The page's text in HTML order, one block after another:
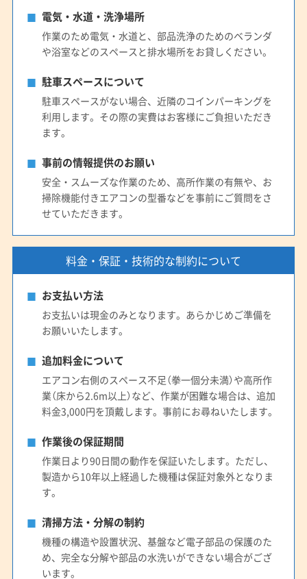
電気・水道・洗浄場所
作業のため電気・水道と、部品洗浄のためのベランダ
や浴室などのスペースと排水場所をお貸しください。
駐車スペースについて
駐車スペースがない場合、近隣のコインパーキングを
利用します。その際の実費はお客様にご負担いただき
ます。
事前の情報提供のお願い
安全・スムーズな作業のため、高所作業の有無や、お
掃除機能付きエアコンの型番などを事前にご質問をさ
せていただきます。
料金・保証・技術的な制約について
お支払い方法
お支払いは現金のみとなります。あらかじめご準備を
お願いいたします。
追加料金について
エアコン右側のスペース不足（拳一個分未満）や高所作
業（床から2.6m以上）など、作業が困難な場合は、追加
料金3,000円を頂戴します。事前にお尋ねいたします。
作業後の保証期間
作業日より90日間の動作を保証いたします。ただし、
製造から10年以上経過した機種は保証対象外となりま
す。
清掃方法・分解の制約
機種の構造や設置状況、基盤など電子部品の保護のた
め、完全な分解や部品の水洗いができない場合がござ
います。